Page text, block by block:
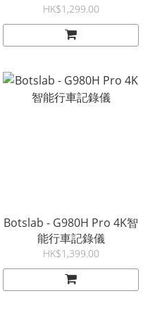
HK$1,299.00
Botslab - G980H Pro 4K智
能行車記錄儀
HK$1,399.00